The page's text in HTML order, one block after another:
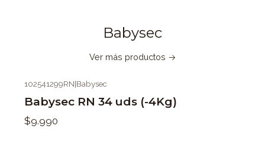
Babysec
Ver más productos
102541299RN|Babysec
Babysec RN 34 uds (-4Kg)
$9.990